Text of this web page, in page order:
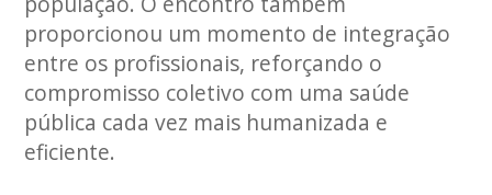
proporcionou um momento de integração
entre os profissionais, reforçando o
compromisso coletivo com uma saúde
pública cada vez mais humanizada e
eficiente.